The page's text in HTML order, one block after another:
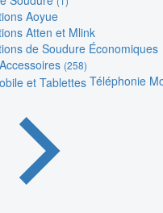
Aoyue
Atten et Mlink
de Soudure Économiques
(258)
Téléphonie